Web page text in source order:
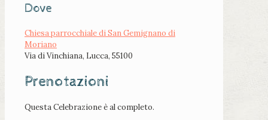
Dove
Chiesa parrocchiale di San Gemignano di
Moriano
Via di Vinchiana, Lucca, 55100
Prenotazioni
Questa Celebrazione è al completo.